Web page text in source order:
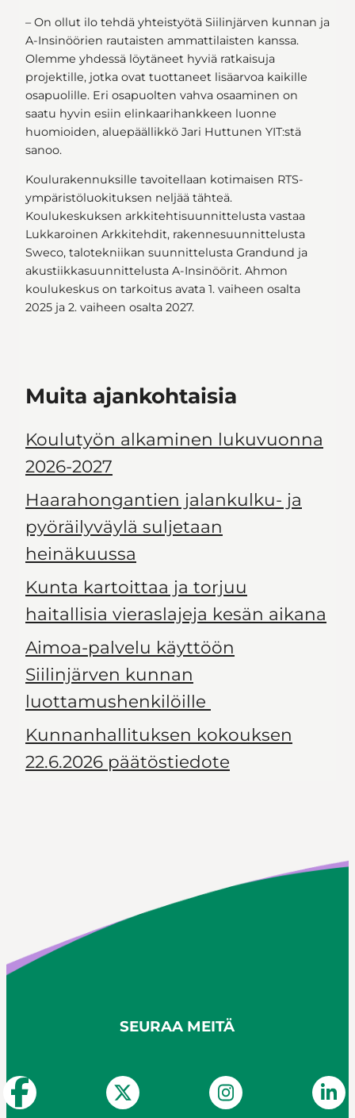
– On ollut ilo tehdä yhteistyötä Siilinjärven kunnan ja
A-Insinöörien rautaisten ammattilaisten kanssa.
Olemme yhdessä löytäneet hyviä ratkaisuja
projektille, jotka ovat tuottaneet lisäarvoa kaikille
osapuolille. Eri osapuolten vahva osaaminen on
saatu hyvin esiin elinkaarihankkeen luonne
huomioiden, aluepäällikkö Jari Huttunen YIT:stä
sanoo.
Koulurakennuksille tavoitellaan kotimaisen RTS-
ympäristöluokituksen neljää tähteä.
Koulukeskuksen arkkitehtisuunnittelusta vastaa
Lukkaroinen Arkkitehdit, rakennesuunnittelusta
Sweco, talotekniikan suunnittelusta Grandund ja
akustiikkasuunnittelusta A-Insinöörit. Ahmon
koulukeskus on tarkoitus avata 1. vaiheen osalta
2025 ja 2. vaiheen osalta 2027.
Muita ajankohtaisia
Koulutyön alkaminen lukuvuonna
2026-2027
Haarahongantien jalankulku- ja
pyöräilyväylä suljetaan
heinäkuussa
Kunta kartoittaa ja torjuu
haitallisia vieraslajeja kesän aikana
Aimoa-palvelu käyttöön
Siilinjärven kunnan
luottamushenkilöille
Kunnanhallituksen kokouksen
22.6.2026 päätöstiedote
SEURAA MEITÄ